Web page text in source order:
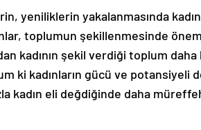
toplumun şekillenmesinde
kadının şekil verdiği toplum
ki kadınların gücü ve
kadın eli değdiğinde daha müreffeh